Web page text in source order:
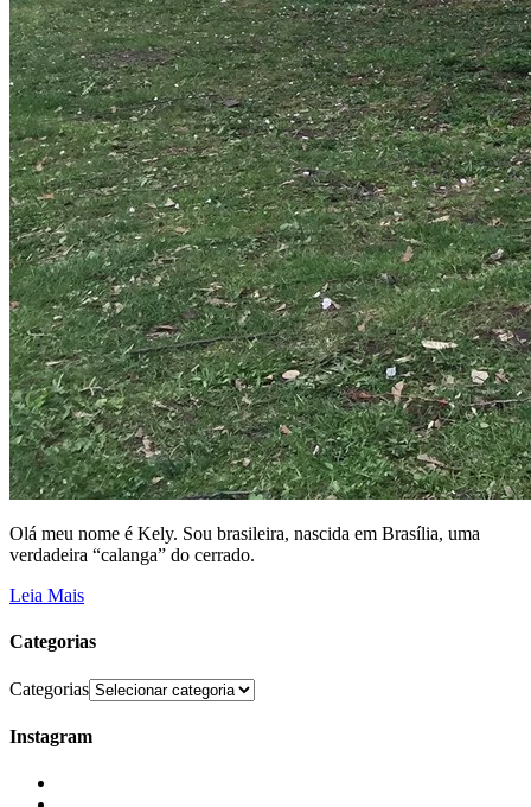
Olá meu nome é Kely. Sou brasileira, nascida em Brasília, uma
verdadeira “calanga” do cerrado.
Leia Mais
Categorias
Categorias
Instagram